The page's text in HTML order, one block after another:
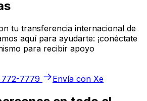
tu transferencia internacional de
aquí para ayudarte: ¡conéctate
para recibir apoyo
772-7779
Envía con Xe